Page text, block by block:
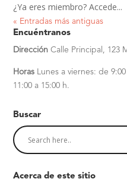
¿Ya eres miembro? Accede...
« Entradas más antiguas
Encuéntranos
Dirección Calle Principal, 123
Horas Lunes a viernes: de
11:00 a 15:00 h.
Buscar
Acerca de este sitio